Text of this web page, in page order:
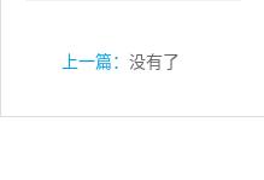
上一篇： 没有了